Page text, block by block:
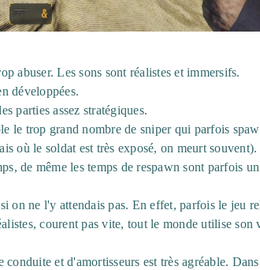
abuser. Les sons sont réalistes et immersifs.
développées.
parties assez stratégiques.
le trop grand nombre de sniper qui parfois
où le soldat est très exposé, on meurt souvent).
de même les temps de respawn sont parfois
on ne l'y attendais pas. En effet, parfois le jeu
courent pas vite, tout le monde utilise son
et d'amortisseurs est très agréable.